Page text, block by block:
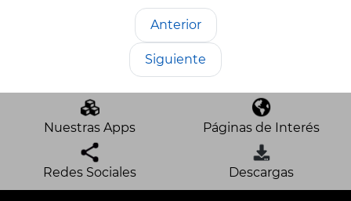
Anterior
Siguiente
Nuestras Apps Páginas de Interés
Redes Sociales Descargas